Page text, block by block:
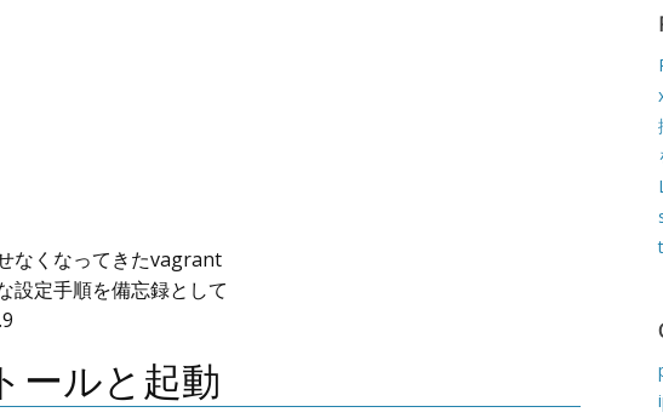
なくなってきたvagrant
設定手順を備忘録として
ールと起動